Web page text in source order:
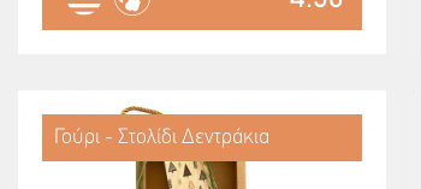
Γούρι - Στολίδι Δεντράκια